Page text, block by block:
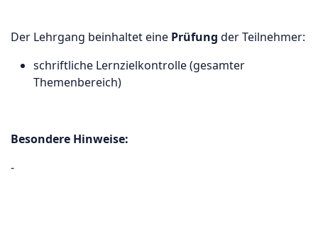
Der Lehrgang beinhaltet eine Prüfung der Teilnehmer:
schriftliche Lernzielkontrolle (gesamter
Themenbereich)
Besondere Hinweise:
-